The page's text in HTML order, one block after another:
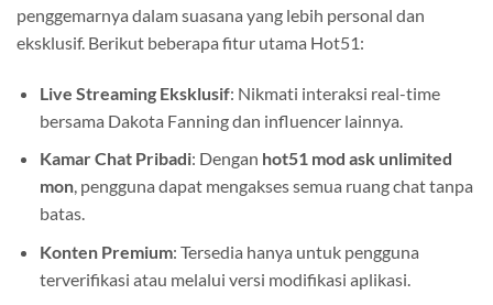
penggemarnya dalam suasana yang lebih personal dan
eksklusif. Berikut beberapa fitur utama Hot51:
Live Streaming Eksklusif: Nikmati interaksi real-time
bersama Dakota Fanning dan influencer lainnya.
Kamar Chat Pribadi: Dengan hot51 mod ask unlimited
mon, pengguna dapat mengakses semua ruang chat tanpa
batas.
Konten Premium: Tersedia hanya untuk pengguna
terverifikasi atau melalui versi modifikasi aplikasi.